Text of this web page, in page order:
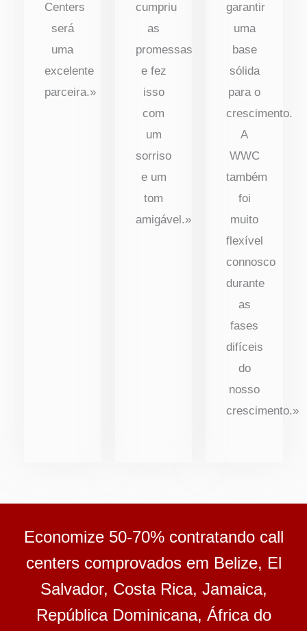
Centers
será
uma
excelente
parceira.»
cumpriu
as
promessas
e fez
isso
com
um
sorriso
e um
tom
amigável.»
garantir
uma
base
sólida
para o
crescimento.
A
WWC
também
foi
muito
flexível
connosco
durante
as
fases
difíceis
do
nosso
crescimento.»
Economize 50-70% contratando call
centers comprovados em Belize, El
Salvador, Costa Rica, Jamaica,
República Dominicana, África do